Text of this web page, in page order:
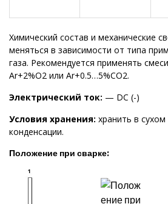
Химический состав и механические
меняться в зависимости от типа
газа. Рекомендуется применять
Ar+2%O2 или Ar+0.5…5%CO2.
Электрический ток: — DC (-)
Условия хранения: хранить в
конденсации.
Положение при сварке: